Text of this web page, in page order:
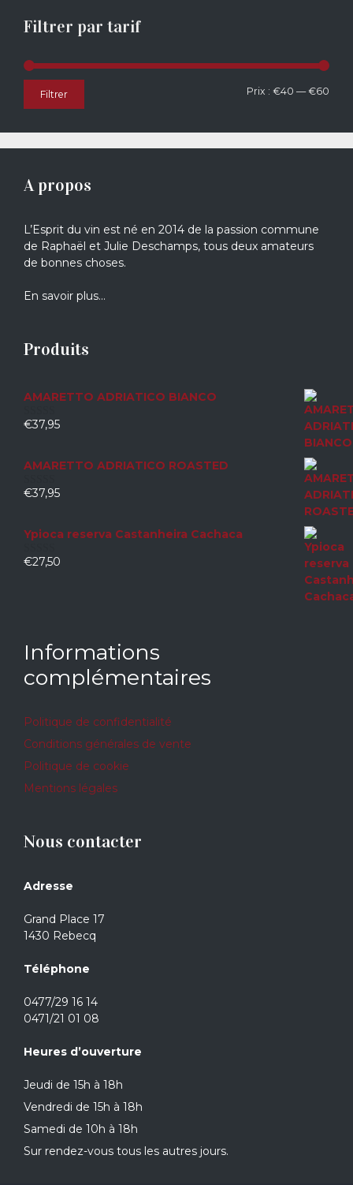
Filtrer par tarif
Filtrer Prix : €40 —€60
A propos
L’Esprit du vin est né en 2014 de la passion commune
de Raphaël et Julie Deschamps, tous deux amateurs
de bonnes choses.
En savoir plus…
Produits
AMARETTO ADRIATICO BIANCO
0
€37,95
AMARETTO ADRIATICO ROASTED
0
€37,95
Ypioca reserva Castanheira Cachaca
0
€27,50
Informations
complémentaires
Politique de confidentialité
Conditions générales de vente
Politique de cookie
Mentions légales
Nous contacter
Adresse
Grand Place 17
1430 Rebecq
Téléphone
0477/29 16 14
0471/21 01 08
Heures d’ouverture
Jeudi de 15h à 18h
Vendredi de 15h à 18h
Samedi de 10h à 18h
Sur rendez-vous tous les autres jours.